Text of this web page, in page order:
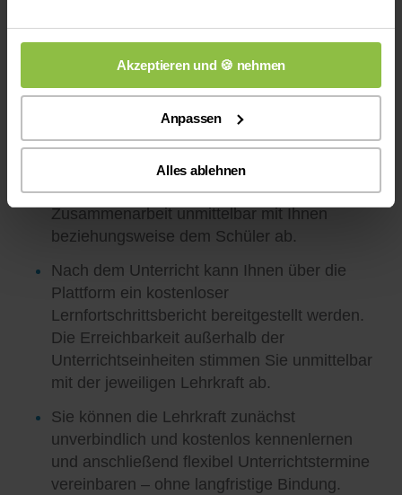
Akzeptieren und 🍪 nehmen
Anpassen
Alles ablehnen
Ausfall können Sie auf Wunsch bei der
Vermittlung einer anderen Lehrkraft
unterstützt werden.
Die Lehrkräfte gestalten und verantworten
ihren Unterricht eigenständig.
Die jeweilige Lehrkraft stimmt Lernziele,
Unterrichtsgestaltung und die weitere
Zusammenarbeit unmittelbar mit Ihnen
beziehungsweise dem Schüler ab.
Nach dem Unterricht kann Ihnen über die
Plattform ein kostenloser
Lernfortschrittsbericht bereitgestellt werden.
Die Erreichbarkeit außerhalb der
Unterrichtseinheiten stimmen Sie unmittelbar
mit der jeweiligen Lehrkraft ab.
Sie können die Lehrkraft zunächst
unverbindlich und kostenlos kennenlernen
und anschließend flexibel Unterrichtstermine
vereinbaren – ohne langfristige Bindung.